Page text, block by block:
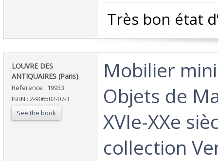
Très bon état
‎LOUVRE DES
ANTIQUAIRES (Paris)‎
Reference : 19933
ISBN : 2-906502-07-3
See the book
‎Mobilier
Objets de
XVIe-XXe
collection